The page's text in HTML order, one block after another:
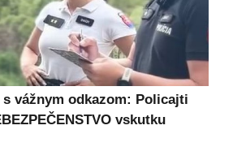
s vážnym odkazom: Policajti
vskutku